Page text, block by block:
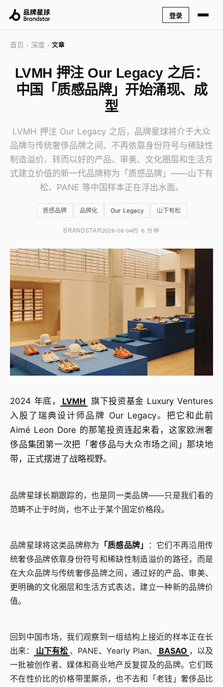
登录
首页 › 深度 › 文章
LVMH 押注 Our Legacy 之后：
中国「质感品牌」开始涌现、成
型
LVMH 押注 Our Legacy 之后，品牌星球将介于大众
品牌与传统奢侈品牌之间、不再依靠身份符号与稀缺性
制造溢价、转而以好的产品、审美、文化圈层和生活方
式建立价值的新一代品牌称为「质感品牌」——山下有
松、PANE 等中国样本正在浮出水面。
质感品牌 品牌化 Our Legacy 山下有松
BRANDSTAR2026-06-04约 6 分钟
2024 年底， LVMH 旗下投资基金 Luxury Ventures
入股了瑞典设计师品牌 Our Legacy。把它和此前
Aimé Leon Dore 的那笔投资连起来看，这家欧洲奢
侈品集团第一次把「奢侈品与大众市场之间」那块地
带，正式摆进了战略视野。
品牌星球长期跟踪的，也是同一类品牌——只是我们看的
范畴不止于时尚，也不止于某个固定价格段。
品牌星球将这类品牌称为 「质感品牌」
：它们不再沿用传
统奢侈品牌依靠身份符号和稀缺性制造溢价的路径，而是
在大众品牌与传统奢侈品牌之间，通过好的产品、审美、
更明确的文化圈层和生活方式表达，建立一种新的品牌价
值。
回到中国市场，我们观察到一组结构上接近的样本正在长
出来：
山下有松 、PANE、Yearly Plan、 BASAO ，以及
一批被创作者、媒体和商业地产反复提及的品牌。它们既
不在性价比的价格带里厮杀，也不去和「老钱」奢侈品比